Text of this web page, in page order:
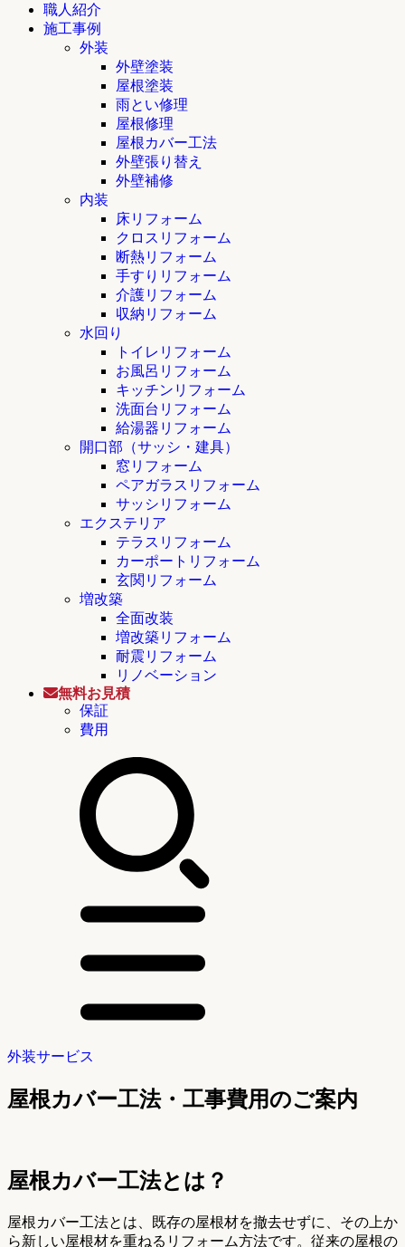
職人紹介
施工事例
外装
外壁塗装
屋根塗装
雨とい修理
屋根修理
屋根カバー工法
外壁張り替え
外壁補修
内装
床リフォーム
クロスリフォーム
断熱リフォーム
手すりリフォーム
介護リフォーム
収納リフォーム
水回り
トイレリフォーム
お風呂リフォーム
キッチンリフォーム
洗面台リフォーム
給湯器リフォーム
開口部（サッシ・建具）
窓リフォーム
ペアガラスリフォーム
サッシリフォーム
エクステリア
テラスリフォーム
カーポートリフォーム
玄関リフォーム
増改築
全面改装
増改築リフォーム
耐震リフォーム
リノベーション
無料お見積
保証
費用
外装サービス
屋根カバー工法・工事費用のご案内
屋根カバー工法とは？
屋根カバー工法とは、既存の屋根材を撤去せずに、その上か
ら新しい屋根材を重ねるリフォーム方法です。従来の屋根の